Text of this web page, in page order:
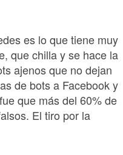
es lo que tiene muy
que chilla y se hace la
ajenos que no dejan
de bots a Facebook y
que más del 60% de
El tiro por la